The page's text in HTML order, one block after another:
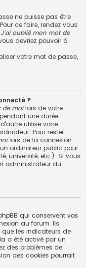
ne puisse pas être
ce faire, rendez vous
J’ai oublié mon mot de
devriez pouvoir à
votre mot de passe,
?
de moilors de votre
une durée
utilise votre
Pour rester
lors de la connexion.
ordinateur public pour
université, etc.). Si vous
administrateur du
qui conservent vos
au forum. Ils
les indicateurs de
a été activé par un
des problèmes de
des cookies pourrait